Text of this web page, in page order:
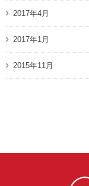
2017年4月
2017年1月
2015年11月